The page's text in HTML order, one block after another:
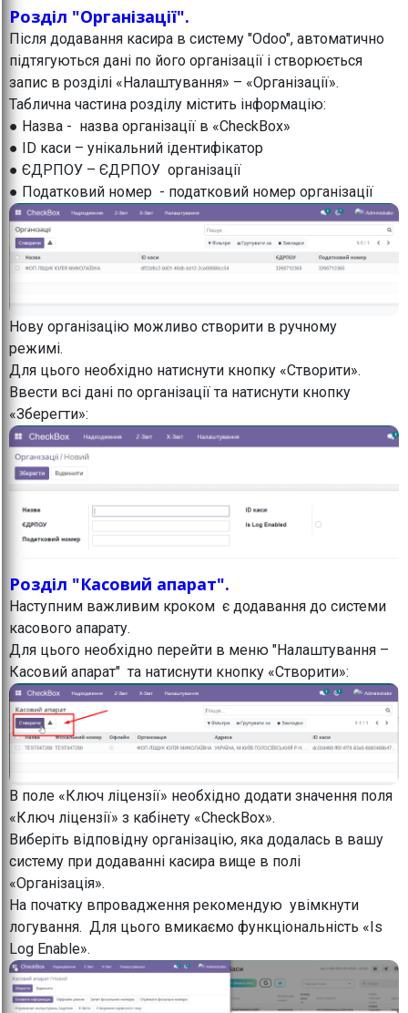
Розділ "Організації".
Після додавання касира в систему "Odoo", автоматично
підтягуються дані по його організації і створюється
запис в розділі «Налаштування» – «Організації».
Таблична частина розділу містить інформацію:
● Назва - назва організації в «CheckBox»
● ID каси – унікальний ідентифікатор
● ЄДРПОУ – ЄДРПОУ організації
● Податковий номер - податковий номер організації
Нову організацію можливо створити в ручному
режимі.
Для цього необхідно натиснути кнопку «Створити».
Ввести всі дані по організації та натиснути кнопку
«Зберегти»:
Розділ "Касовий апарат".
Наступним важливим кроком є додавання до системи
касового апарату.
Для цього необхідно перейти в меню "Налаштування –
Касовий апарат" та натиснути кнопку «Створити»:
В поле «Ключ ліцензії» необхідно додати значення поля
«Ключ ліцензії» з кабінету «CheckBox».
Виберіть відповідну організацію, яка додалась в вашу
систему при додаванні касира вище в полі
«Організація».
На початку впровадження рекомендую увімкнути
логування. Для цього вмикаємо функціональність «Is
Log Enable».